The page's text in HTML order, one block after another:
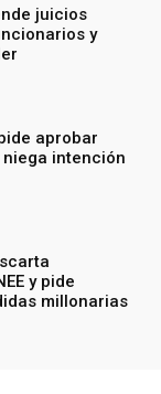
juicios
y
aprobar
niega intención
y pide
millonarias